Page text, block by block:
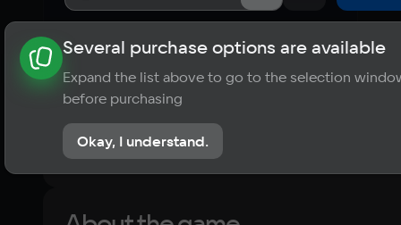
About the game News Requirements
? Player ratings
No reviews
Several purchase options are available
Expand the list above to go to the selection
before purchasing
Okay, I understand.